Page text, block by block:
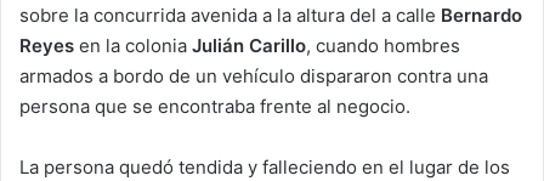
sobre la concurrida avenida a la altura del a calle Bernardo
Reyes en la colonia Julián Carillo, cuando hombres
armados a bordo de un vehículo dispararon contra una
persona que se encontraba frente al negocio.
La persona quedó tendida y falleciendo en el lugar de los